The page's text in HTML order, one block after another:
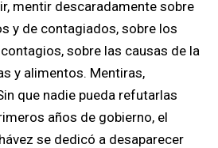
mentir descaradamente sobre
y de contagiados, sobre los
sobre las causas de la
y alimentos. Mentiras,
que nadie pueda refutarlas
años de gobierno, el
se dedicó a desaparecer